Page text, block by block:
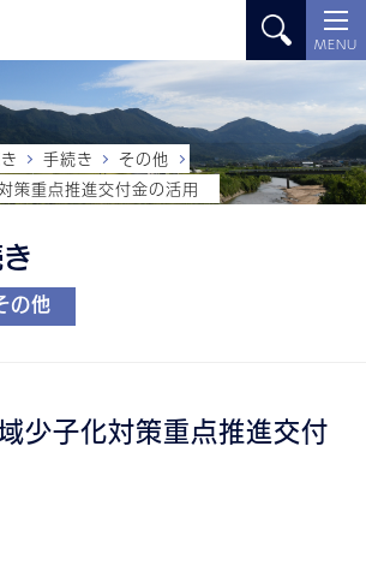
MENU
の他
手続き
その他
策重点推進交付金の活用
少子化対策重点推進交付